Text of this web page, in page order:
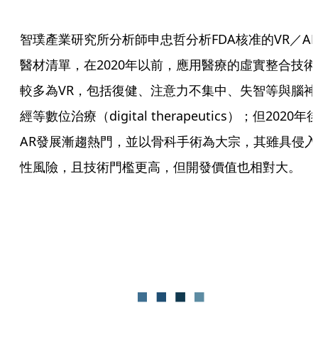
智璞產業研究所分析師申忠哲分析FDA核准的VR／AR
醫材清單，在2020年以前，應用醫療的虛實整合技術
較多為VR，包括復健、注意力不集中、失智等與腦神
經等數位治療（digital therapeutics）；但2020年
AR發展漸趨熱門，並以骨科手術為大宗，其雖具侵入
性風險，且技術門檻更高，但開發價值也相對大。